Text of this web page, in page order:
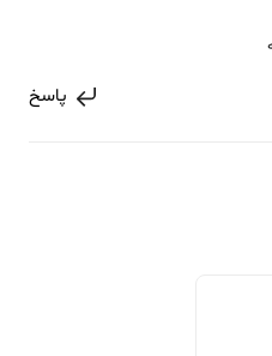
پاسخ